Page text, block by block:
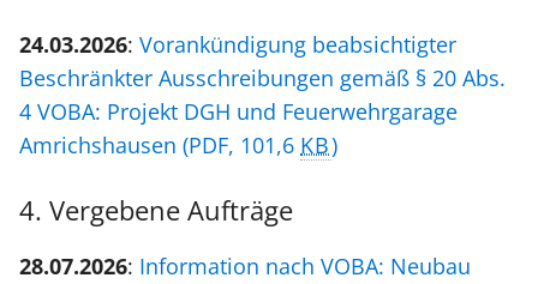
24.03.2026: Vorankündigung beabsichtigter
Beschränkter Ausschreibungen gemäß § 20 Abs.
4 VOBA: Projekt DGH und Feuerwehrgarage
Amrichshausen (PDF, 101,6 KB)
4. Vergebene Aufträge
28.07.2026: Information nach VOBA: Neubau